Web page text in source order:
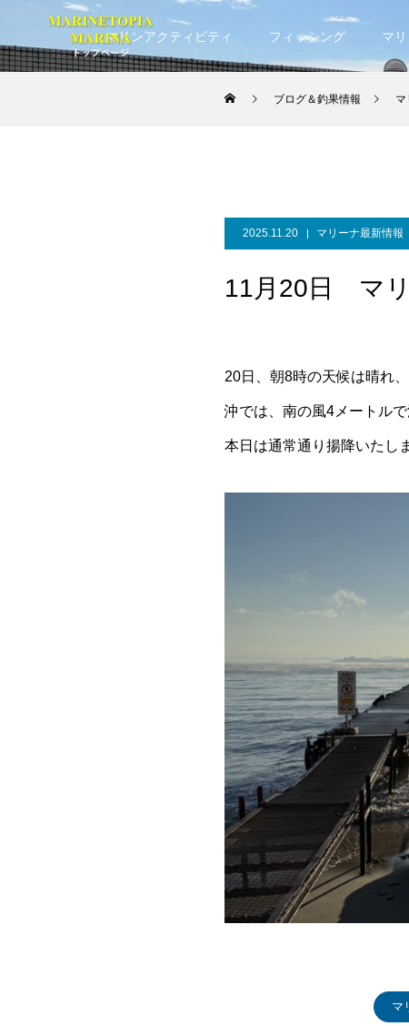
マリンアクティビティ フィッシング マ
ブログ＆釣果情報 マ
2025.11.20 マリーナ最新情報
11月20日 マ
20日、朝8時の天候は晴れ
沖では、南の風4メートルで
本日は通常通り揚降いたし
マ